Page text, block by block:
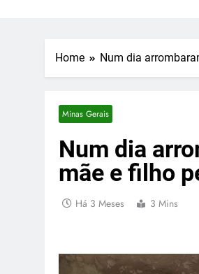
Home Num dia
Minas Gerais
Num dia
mãe e filho
Há 3 Meses 3 Mins